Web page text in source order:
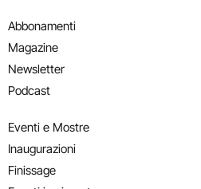
Abbonamenti
Magazine
Newsletter
Podcast
Eventi e Mostre
Inaugurazioni
Finissage